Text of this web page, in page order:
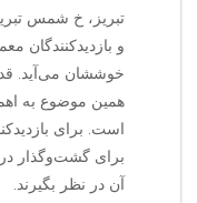
و بازدیدکنندگان
خوششان می‌آید.
همین موضوع به
است. برای
برای گشت‌وگذار
آن در نظر بگیرند.